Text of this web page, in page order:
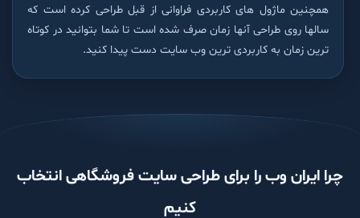
همچنین ماژول های کاربردی فراوانی از قبل طراحی کرده است که
سالها روی طراحی آنها زمان صرف شده است تا شما بتوانید در کوتاه
ترین زمان به کاربردی ترین وب سایت دست پیدا کنید.
چرا ایران وب را برای طراحی سایت فروشگاهی انتخاب
کنیم